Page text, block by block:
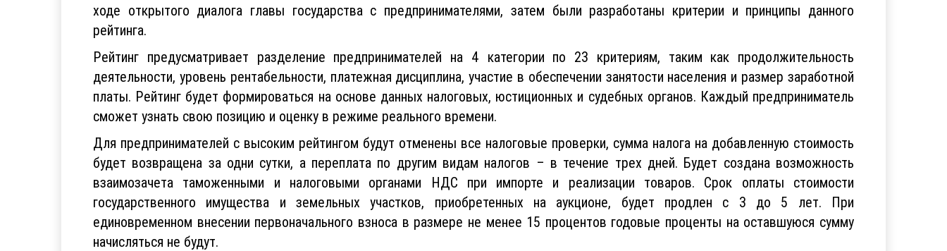
ходе открытого диалога главы государства с предпринимателями, затем были разработаны критерии и принципы данного
рейтинга.
Рейтинг предусматривает разделение предпринимателей на 4 категории по 23 критериям, таким как продолжительность
деятельности, уровень рентабельности, платежная дисциплина, участие в обеспечении занятости населения и размер заработной
платы. Рейтинг будет формироваться на основе данных налоговых, юстиционных и судебных органов. Каждый предприниматель
сможет узнать свою позицию и оценку в режиме реального времени.
Для предпринимателей с высоким рейтингом будут отменены все налоговые проверки, сумма налога на добавленную стоимость
будет возвращена за одни сутки, а переплата по другим видам налогов – в течение трех дней. Будет создана возможность
взаимозачета таможенными и налоговыми органами НДС при импорте и реализации товаров. Срок оплаты стоимости
государственного имущества и земельных участков, приобретенных на аукционе, будет продлен с 3 до 5 лет. При
единовременном внесении первоначального взноса в размере не менее 15 процентов годовые проценты на оставшуюся сумму
начисляться не будут.